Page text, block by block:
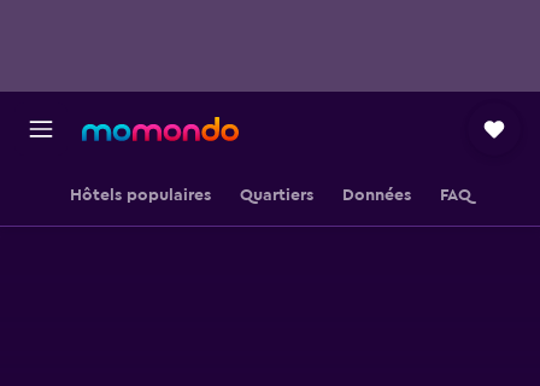
Hôtels populaires Quartiers Données FAQ